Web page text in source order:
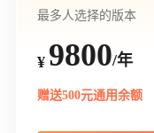
最多人选择的版本
¥ 9800/年
赠送500元通用余额